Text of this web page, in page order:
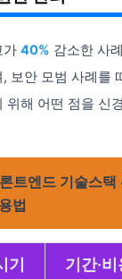
가40% 감소한 사
보안 모범 사례를
위해 어떤 점을 신
트엔드 기술스택
법
기 기간·비